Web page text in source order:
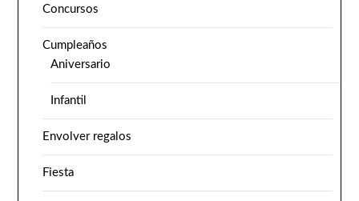
Concursos
Cumpleaños
Aniversario
Infantil
Envolver regalos
Fiesta